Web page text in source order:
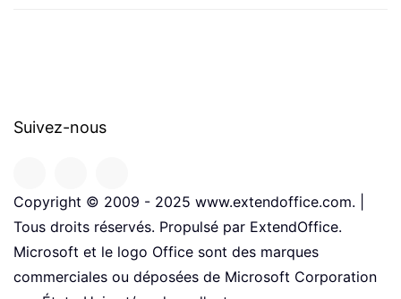
Suivez-nous
Copyright © 2009 - 2025 www.extendoffice.com. |
Tous droits réservés. Propulsé par ExtendOffice.
Microsoft et le logo Office sont des marques
commerciales ou déposées de Microsoft Corporation